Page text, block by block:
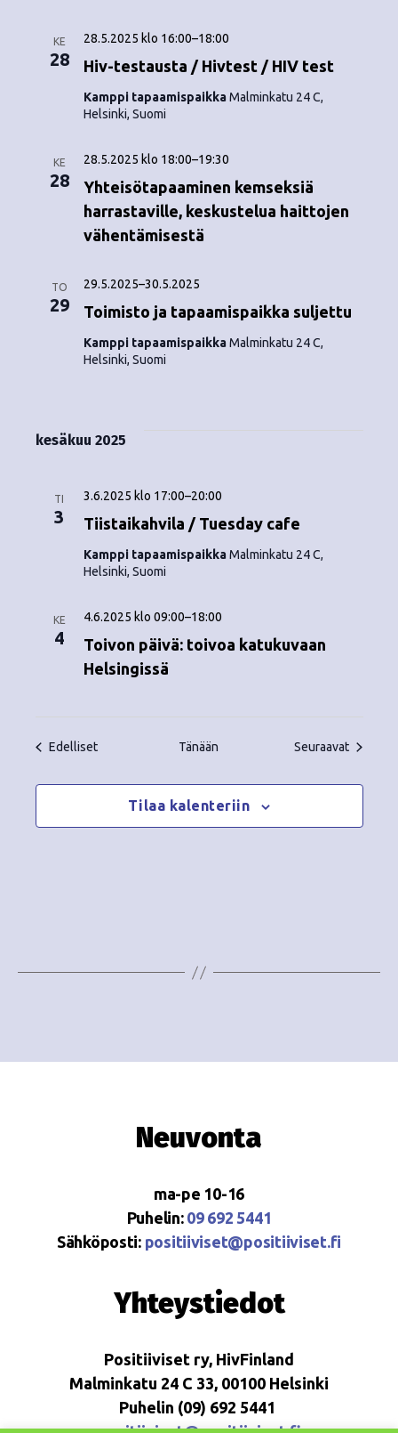
KE
28 Hiv-testausta / Hivtest / HIV test
28.5.2025 klo 16:00–18:00
Kamppi tapaamispaikkaMalminkatu 24 C,
Helsinki, Suomi
KE
28
Yhteisötapaaminen kemseksiä
harrastaville, keskustelua haittojen
vähentämisestä
28.5.2025 klo 18:00–19:30
TO
29 Toimisto ja tapaamispaikka suljettu
29.5.2025–30.5.2025
Kamppi tapaamispaikkaMalminkatu 24 C,
Helsinki, Suomi
kesäkuu 2025
TI
3 Tiistaikahvila / Tuesday cafe
3.6.2025 klo 17:00–20:00
Kamppi tapaamispaikkaMalminkatu 24 C,
Helsinki, Suomi
KE
4
Toivon päivä: toivoa katukuvaan
Helsingissä
4.6.2025 klo 09:00–18:00
EdellisetTapahtumat Tänään Seuraavat
Tilaa kalenteriin
Neuvonta
ma-pe 10-16
Puhelin: 09 692 5441
Sähköposti: positiiviset@positiiviset.fi
Yhteystiedot
Positiiviset ry, HivFinland
Malminkatu 24 C 33, 00100 Helsinki
Puhelin (09) 692 5441